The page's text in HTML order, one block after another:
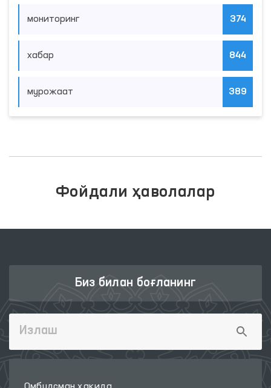
мониторинг 374
хабар 844
мурожаат 389
Фойдали ҳаволалар
Биз билан боғланинг